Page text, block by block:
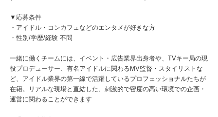
▼応募条件
・アイドル・コンカフェなどのエンタメが好きな方
・性別/学歴/経験 不問
一緒に働くチームには、イベント・広告業界出身者や、TVキー局の現
役プロデューサー、有名アイドルに関わるMV監督・スタイリストな
ど、アイドル業界の第一線で活躍しているプロフェッショナルたちが
在籍。リアルな現場と直結した、刺激的で密度の高い環境での企画・
運営に関わることができます